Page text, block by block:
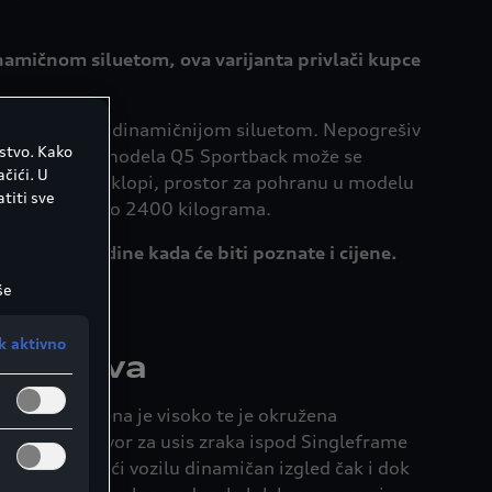
siluetom, ova varijanta privlači kupce
s još dinamičnijom siluetom. Nepogrešiv
modela Q5 Sportback može se
sjedala preklopi, prostor za pohranu u modelu
kapacitet do 2400 kilograma.
ove godine kada će biti poznate i cijene.
krova
postavljena je visoko te je okružena
Veliki otvor za usis zraka ispod Singleframe
dajući vozilu dinamičan izgled čak i dok
Kako
U
sve
u
aktivno